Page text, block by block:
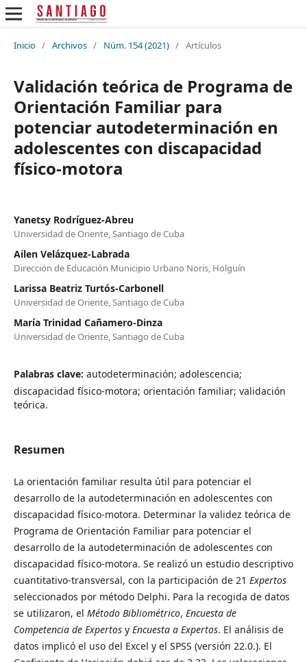
Inicio / Archivos / Núm. 154 (2021) / Artículos
Validación teórica de Programa de
Orientación Familiar para
potenciar autodeterminación en
adolescentes con discapacidad
físico-motora
Yanetsy Rodríguez-Abreu
Universidad de Oriente, Santiago de Cuba
Ailen Velázquez-Labrada
Dirección de Educación Municipio Urbano Noris, Holguín
Larissa Beatriz Turtós-Carbonell
Universidad de Oriente, Santiago de Cuba
María Trinidad Cañamero-Dinza
Universidad de Oriente, Santiago de Cuba
Palabras clave: autodeterminación; adolescencia;
discapacidad físico-motora; orientación familiar; validación
teórica.
Resumen
La orientación familiar resulta útil para potenciar el
desarrollo de la autodeterminación en adolescentes con
discapacidad físico-motora. Determinar la validez teórica de
Programa de Orientación Familiar para potenciar el
desarrollo de la autodeterminación de adolescentes con
discapacidad físico-motora. Se realizó un estudio descriptivo
cuantitativo-transversal, con la participación de 21 Expertos
seleccionados por método Delphi. Para la recogida de datos
se utilizaron, el Método Bibliométrico, Encuesta de
Competencia de Expertosy Encuesta a Expertos. El análisis de
datos implicó el uso del Excel y el SPSS (versión 22.0.). El